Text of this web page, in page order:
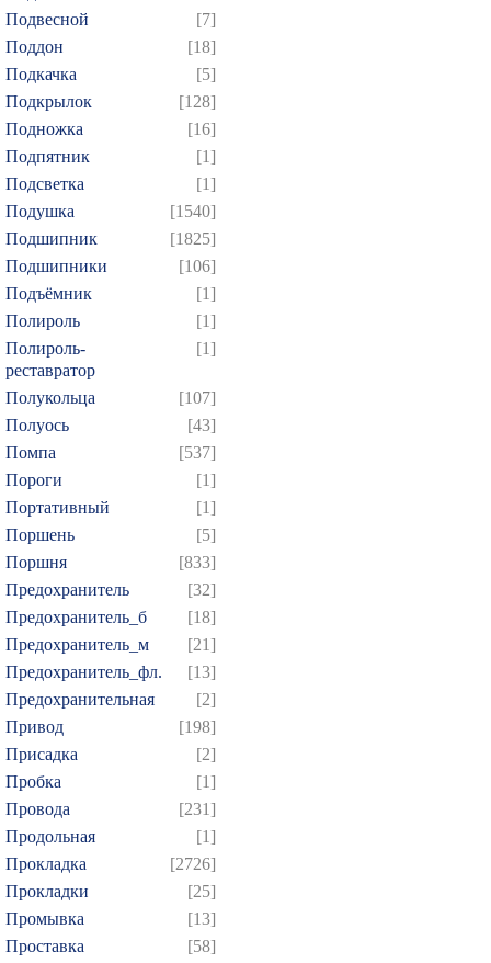
Подвесной
[7]
Поддон
[18]
Подкачка
[5]
Подкрылок
[128]
Подножка
[16]
Подпятник
[1]
Подсветка
[1]
Подушка
[1540]
Подшипник
[1825]
Подшипники
[106]
Подъёмник
[1]
Полироль
[1]
Полироль-
реставратор
[1]
Полукольца
[107]
Полуось
[43]
Помпа
[537]
Пороги
[1]
Портативный
[1]
Поршень
[5]
Поршня
[833]
Предохранитель
[32]
Предохранитель_б
[18]
Предохранитель_м
[21]
Предохранитель_фл.
[13]
Предохранительная
[2]
Привод
[198]
Присадка
[2]
Пробка
[1]
Провода
[231]
Продольная
[1]
Прокладка
[2726]
Прокладки
[25]
Промывка
[13]
Проставка
[58]